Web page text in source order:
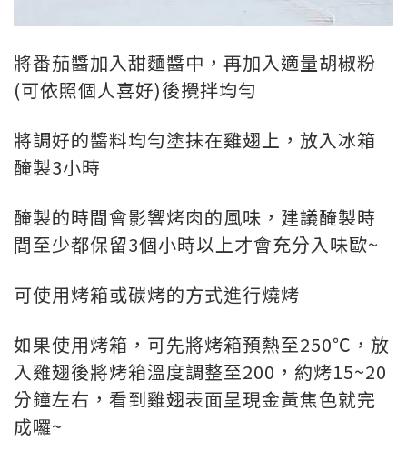
將番茄醬加入甜麵醬中，再加入適量胡椒粉
(可依照個人喜好)後攪拌均勻
將調好的醬料均勻塗抹在雞翅上，放入冰箱
醃製3小時
醃製的時間會影響烤肉的風味，建議醃製時
間至少都保留3個小時以上才會充分入味歐~
可使用烤箱或碳烤的方式進行燒烤
如果使用烤箱，可先將烤箱預熱至250℃，放
入雞翅後將烤箱溫度調整至200，約烤15~20
分鐘左右，看到雞翅表面呈現金黃焦色就完
成囉~